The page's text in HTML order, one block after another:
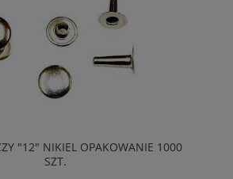
"12" NIKIEL OPAKOWANIE 1000
SZT.